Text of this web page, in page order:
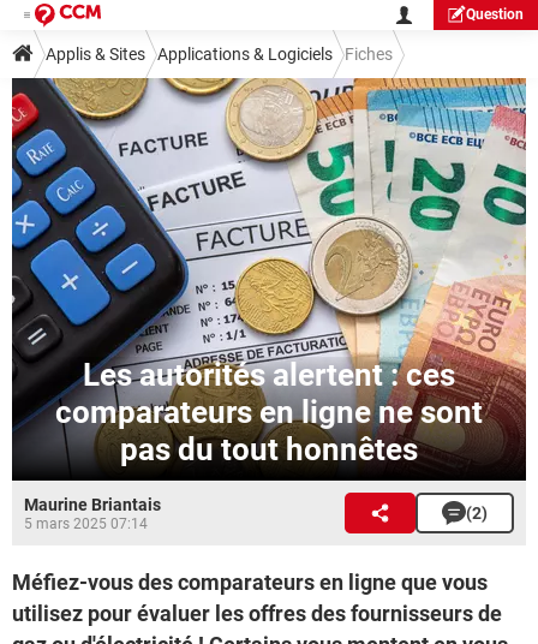
Question
Applis & Sites Applications & Logiciels Fiches
Guide applis et logiciels Outils
Les autorités alertent : ces
comparateurs en ligne ne sont
pas du tout honnêtes
Maurine Briantais
5 mars 2025 07:14
(2)
Méfiez-vous des comparateurs en ligne que vous
utilisez pour évaluer les offres des fournisseurs de